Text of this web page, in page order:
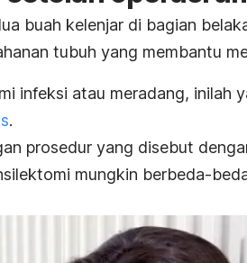
buah kelenjar di bagian
tubuh yang membantu
infeksi atau meradang, inilah
.
prosedur yang disebut
mungkin berbeda-